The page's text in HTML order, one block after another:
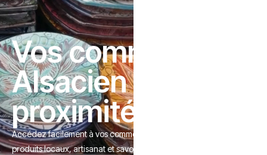
Vos commerces
Alsacien de
proximité en 1 clic
Accédez facilement à vos commerces de proximité en Alsace :
produits locaux, artisanat et savoir-faire authentique à portée de